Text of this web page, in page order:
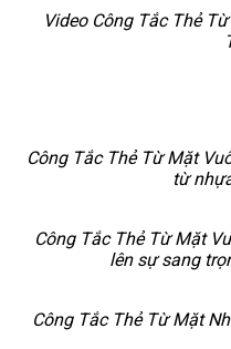
Video Công Tắc Thẻ
Công Tắc Thẻ Từ Mặt
từ
Công Tắc Thẻ Từ Mặt
lên sự sang
Công Tắc Thẻ Từ Mặt